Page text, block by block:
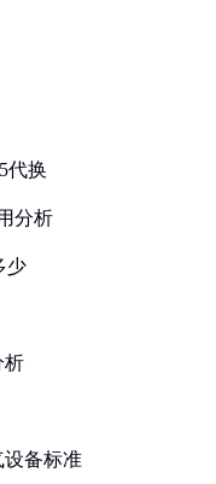
代换
分析
少
析
设备标准